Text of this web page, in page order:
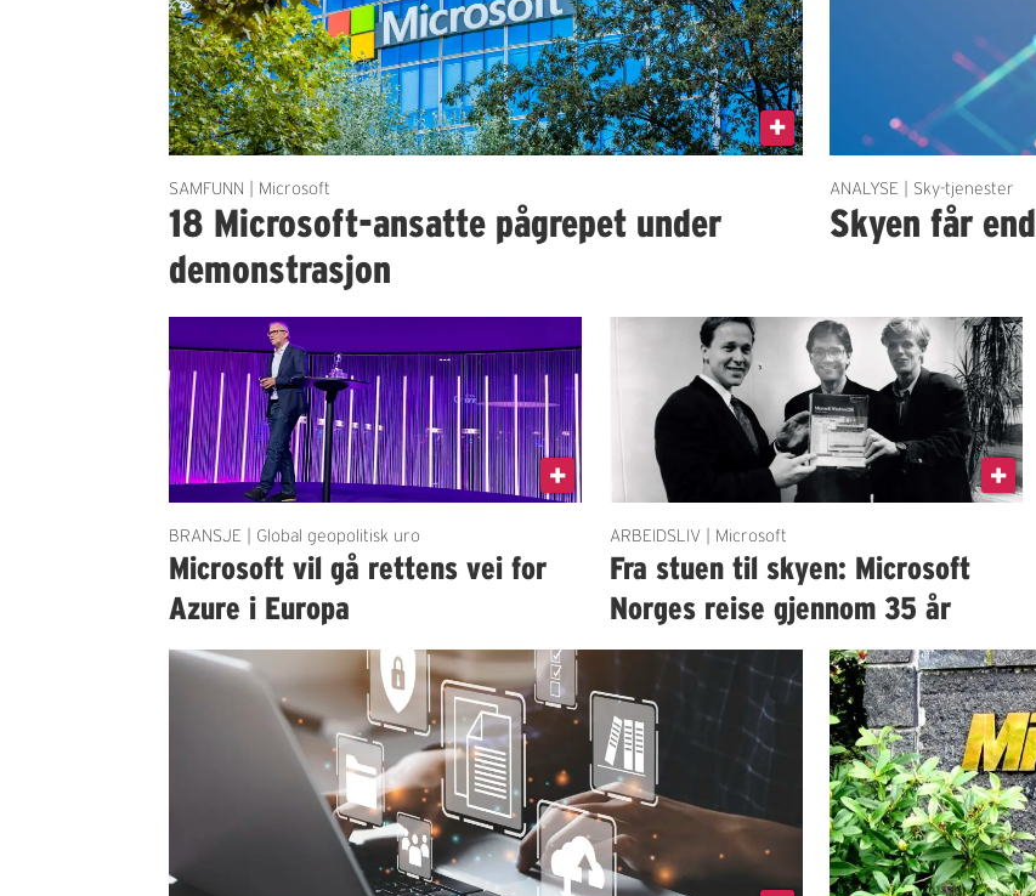
SAMFUNN | Microsoft
18 Microsoft-ansatte pågrepet under
demonstrasjon
ANALYSE | Sky-tjenester
Skyen får
BRANSJE | Global geopolitisk uro
Microsoft vil gå rettens vei for
Azure i Europa
ARBEIDSLIV | Microsoft
Fra stuen til skyen: Microsoft
Norges reise gjennom 35 år